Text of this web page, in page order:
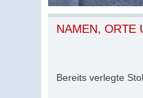
NAMEN, ORTE
Bereits verlegte